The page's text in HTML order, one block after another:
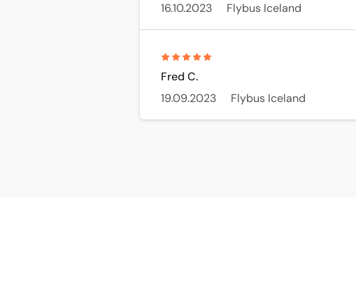
16.10.2023
Flybus Iceland
Fred C.
19.09.2023
Flybus Iceland